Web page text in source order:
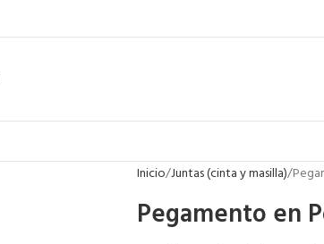
Inicio Juntas (cinta y masilla)
Pegamento en